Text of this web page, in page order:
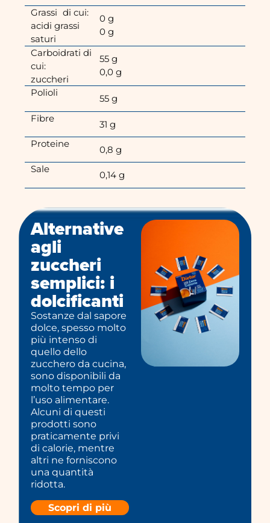
Grassi di cui:
acidi grassi
saturi
0 g
0 g
Carboidrati di
cui:
zuccheri
55 g
0,0 g
Polioli
55 g
Fibre
31 g
Proteine
0,8 g
Sale
0,14 g
Alternative
agli
zuccheri
semplici: i
dolcificanti
Sostanze dal sapore
dolce, spesso molto
più intenso di
quello dello
zucchero da cucina,
sono disponibili da
molto tempo per
l’uso alimentare.
Alcuni di questi
prodotti sono
praticamente privi
di calorie, mentre
altri ne forniscono
una quantità
ridotta.
Scopri di più